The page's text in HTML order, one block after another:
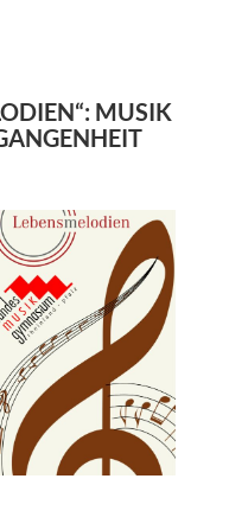
MUSIK